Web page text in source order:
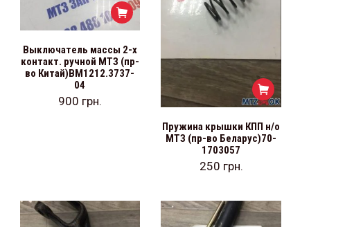
Выключатель массы 2-х
контакт. ручной МТЗ (пр-
во Китай)ВМ1212.3737-
04
900 грн.
Пружина крышки КПП н/о
МТЗ (пр-во Беларус)70-
1703057
250 грн.